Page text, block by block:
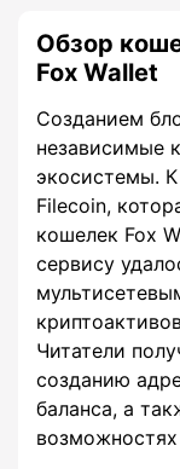
Обзор
Fox Wallet
Созданием
независимые
экосистемы.
Filecoin,
кошелек Fox
сервису
Читатели
созданию
баланса, а